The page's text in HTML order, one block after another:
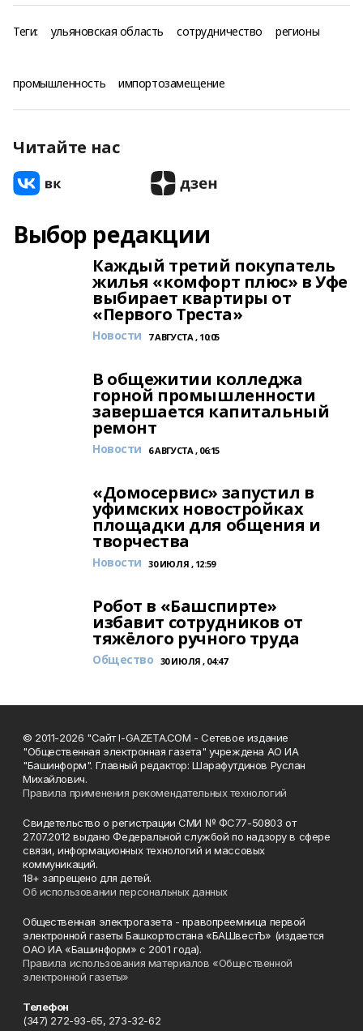
Теги: ульяновская область сотрудничество регионы
промышленность импортозамещение
Читайте нас
Выбор редакции
Каждый третий покупатель
жилья «комфорт плюс» в Уфе
выбирает квартиры от
«Первого Треста»
Новости 7 АВГУСТА , 10:05
В общежитии колледжа
горной промышленности
завершается капитальный
ремонт
Новости 6 АВГУСТА , 06:15
«Домосервис» запустил в
уфимских новостройках
площадки для общения и
творчества
Новости 30 ИЮЛЯ , 12:59
Робот в «Башспирте»
избавит сотрудников от
тяжёлого ручного труда
Общество 30 ИЮЛЯ , 04:47
© 2011-2026 "Сайт I-GAZETA.COM - Сетевое издание
"Общественная электронная газета" учреждена АО ИА
"Башинформ". Главный редактор: Шарафутдинов Руслан
Михайлович.
Правила применения рекомендательных технологий
Свидетельство о регистрации СМИ № ФС77-50803 от
27.07.2012 выдано Федеральной службой по надзору в сфере
связи, информационных технологий и массовых
коммуникаций.
18+ запрещено для детей.
Об использовании персональных данных
Общественная электрогазета - правопреемница первой
электронной газеты Башкортостана «БАШвестЪ» (издается
ОАО ИА «Башинформ» с 2001 года).
Правила использования материалов «Общественной
электронной газеты»
Телефон
(347) 272-93-65, 273-32-62